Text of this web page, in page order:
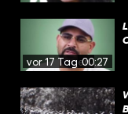
vor 17 Tagen00:27